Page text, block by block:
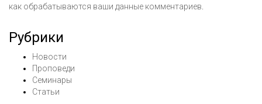
как обрабатываются ваши данные комментариев
Рубрики
Новости
Проповеди
Семинары
Статьи